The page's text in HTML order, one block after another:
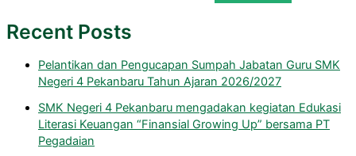
Recent Posts
Pelantikan dan Pengucapan Sumpah Jabatan Guru SMK
Negeri 4 Pekanbaru Tahun Ajaran 2026/2027
SMK Negeri 4 Pekanbaru mengadakan kegiatan Edukasi
Literasi Keuangan “Finansial Growing Up” bersama PT
Pegadaian